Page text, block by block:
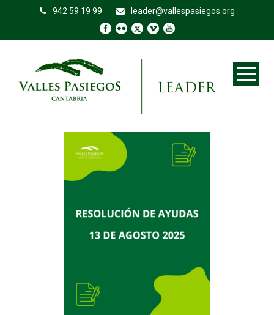
942 59 19 99 leader@vallespasiegos.org